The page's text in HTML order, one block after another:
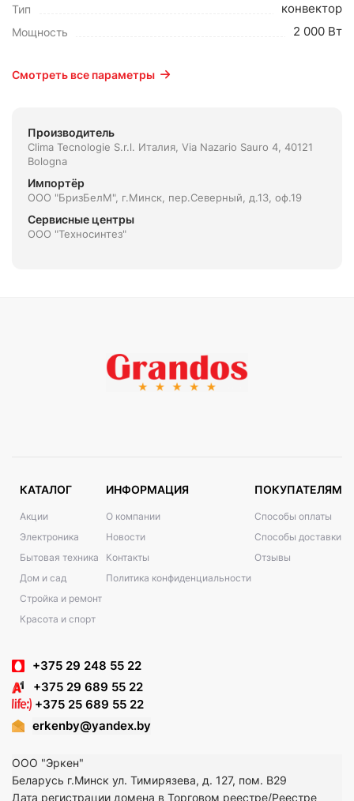
Тип конвектор
Мощность 2 000 Вт
Смотреть все параметры
Производитель
Clima Tecnologie S.r.l. Италия, Via Nazario Sauro 4, 40121
Bologna
Импортёр
ООО "БризБелМ", г.Минск, пер.Северный, д.13, оф.19
Сервисные центры
ООО "Техносинтез"
КАТАЛОГ
Акции
Электроника
Бытовая техника
Дом и сад
Стройка и ремонт
Красота и спорт
ИНФОРМАЦИЯ
О компании
Новости
Контакты
Политика конфиденциальности
ПОКУПАТЕЛЯМ
Способы оплаты
Способы доставки
Отзывы
+375 29 248 55 22
+375 29 689 55 22
+375 25 689 55 22
erkenby@yandex.by
ООО "Эркен"
Беларусь г.Минск ул. Тимирязева, д. 127, пом. В29
Дата регистрации домена в Торговом реестре/Реестре